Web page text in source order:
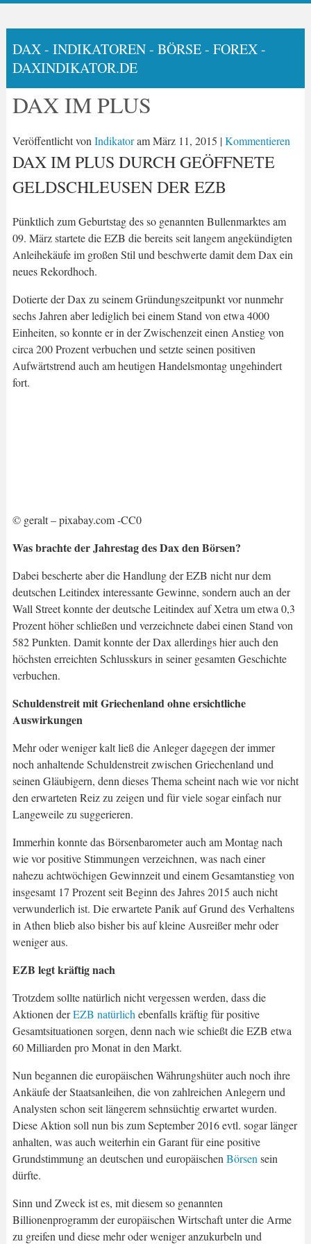
DAX - INDIKATOREN - BÖRSE - FOREX -
DAXINDIKATOR.DE
DAX IM PLUS
Veröffentlicht von IndikatoramMärz 11, 2015 |Kommentieren
DAX IM PLUS DURCH GEÖFFNETE
GELDSCHLEUSEN DER EZB
Pünktlich zum Geburtstag des so genannten Bullenmarktes am
09. März startete die EZB die bereits seit langem angekündigten
Anleihekäufe im großen Stil und beschwerte damit dem Dax ein
neues Rekordhoch.
Dotierte der Dax zu seinem Gründungszeitpunkt vor nunmehr
sechs Jahren aber lediglich bei einem Stand von etwa 4000
Einheiten, so konnte er in der Zwischenzeit einen Anstieg von
circa 200 Prozent verbuchen und setzte seinen positiven
Aufwärtstrend auch am heutigen Handelsmontag ungehindert
fort.
© geralt – pixabay.com -CC0
Was brachte der Jahrestag des Dax den Börsen?
Dabei bescherte aber die Handlung der EZB nicht nur dem
deutschen Leitindex interessante Gewinne, sondern auch an der
Wall Street konnte der deutsche Leitindex auf Xetra um etwa 0,3
Prozent höher schließen und verzeichnete dabei einen Stand von
582 Punkten. Damit konnte der Dax allerdings hier auch den
höchsten erreichten Schlusskurs in seiner gesamten Geschichte
verbuchen.
Schuldenstreit mit Griechenland ohne ersichtliche
Auswirkungen
Mehr oder weniger kalt ließ die Anleger dagegen der immer
noch anhaltende Schuldenstreit zwischen Griechenland und
seinen Gläubigern, denn dieses Thema scheint nach wie vor nicht
den erwarteten Reiz zu zeigen und für viele sogar einfach nur
Langeweile zu suggerieren.
Immerhin konnte das Börsenbarometer auch am Montag nach
wie vor positive Stimmungen verzeichnen, was nach einer
nahezu achtwöchigen Gewinnzeit und einem Gesamtanstieg von
insgesamt 17 Prozent seit Beginn des Jahres 2015 auch nicht
verwunderlich ist. Die erwartete Panik auf Grund des Verhaltens
in Athen blieb also bisher bis auf kleine Ausreißer mehr oder
weniger aus.
EZB legt kräftig nach
Trotzdem sollte natürlich nicht vergessen werden, dass die
Aktionen derEZB natürlich ebenfalls kräftig für positive
Gesamtsituationen sorgen, denn nach wie schießt die EZB etwa
60 Milliarden pro Monat in den Markt.
Nun begannen die europäischen Währungshüter auch noch ihre
Ankäufe der Staatsanleihen, die von zahlreichen Anlegern und
Analysten schon seit längerem sehnsüchtig erwartet wurden.
Diese Aktion soll nun bis zum September 2016 evtl. sogar länger
anhalten, was auch weiterhin ein Garant für eine positive
Grundstimmung an deutschen und europäischen Börsen sein
dürfte.
Sinn und Zweck ist es, mit diesem so genannten
Billionenprogramm der europäischen Wirtschaft unter die Arme
zu greifen und diese mehr oder weniger anzukurbeln und